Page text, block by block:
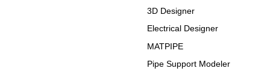
3D Designer
Electrical Designer
MATPIPE
Pipe Support Modeler